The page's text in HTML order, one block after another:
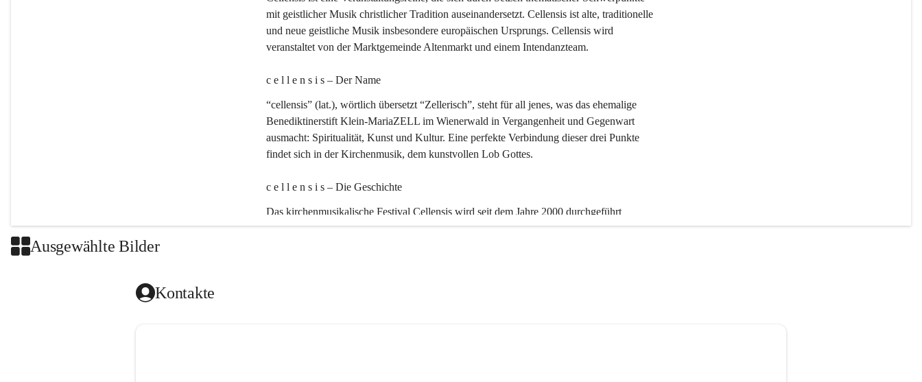
mit geistlicher Musik christlicher Tradition auseinandersetzt. Cellensis ist alte, traditionelle
und neue geistliche Musik insbesondere europäischen Ursprungs. Cellensis wird
veranstaltet von der Marktgemeinde Altenmarkt und einem Intendanzteam.
c e l l e n s i s – Der Name
“cellensis” (lat.), wörtlich übersetzt “Zellerisch”, steht für all jenes, was das ehemalige
Benediktinerstift Klein-MariaZELL im Wienerwald in Vergangenheit und Gegenwart
ausmacht: Spiritualität, Kunst und Kultur. Eine perfekte Verbindung dieser drei Punkte
findet sich in der Kirchenmusik, dem kunstvollen Lob Gottes.
c e l l e n s i s – Die Geschichte
Das kirchenmusikalische Festival Cellensis wird seit dem Jahre 2000 durchgeführt
Ausgewählte Bilder
Kontakte